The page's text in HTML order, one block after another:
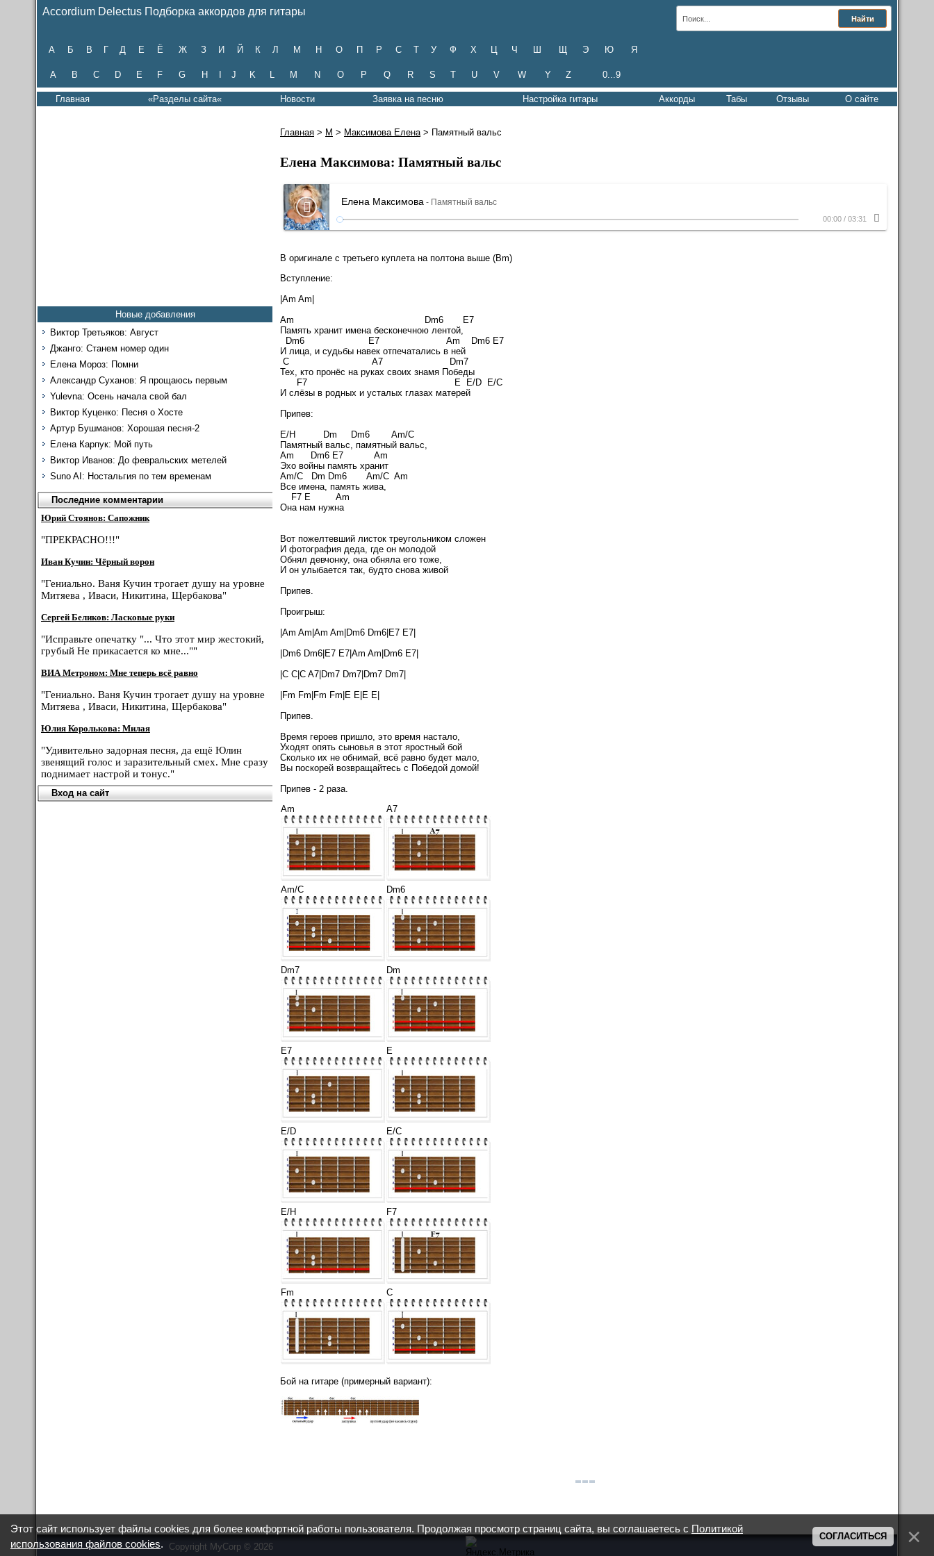
Accordium Delectus Подборка аккордов для гитары
А Б В Г Д Е Ё Ж З И Й К Л М Н О П Р С Т У Ф Х Ц Ч Ш Щ Э Ю Я
A B C D E F G H J K L M N O P Q R S T U V W Y Z 0...9
Главная «Разделы сайта« Новости Заявка на песню Настройка гитары Аккорды Табы Отзывы О сайте
Новые добавления
Виктор Третьяков: Август
Джанго: Станем номер один
Елена Мороз: Помни
Александр Суханов: Я прощаюсь первым
Yulevna: Осень начала свой бал
Виктор Куценко: Песня о Хосте
Артур Бушманов: Хорошая песня-2
Елена Карпук: Мой путь
Виктор Иванов: До февральских метелей
Suno AI: Ностальгия по тем временам
Последние комментарии
Юрий Стоянов: Сапожник
"ПРЕКРАСНО!!!"
Иван Кучин: Чёрный ворон
"Гениально. Ваня Кучин трогает душу на уровне
Митяева , Иваси, Никитина, Щербакова"
Сергей Беликов: Ласковые руки
"Исправьте опечатку "... Что этот мир жестокий,
грубый Не прикасается ко мне...""
ВИА Метроном: Мне теперь всё равно
"Гениально. Ваня Кучин трогает душу на уровне
Митяева , Иваси, Никитина, Щербакова"
Юлия Королькова: Милая
"Удивительно задорная песня, да ещё Юлин
звенящий голос и заразительный смех. Мне сразу
поднимает настрой и тонус."
Вход на сайт
Главная > М > Максимова Елена> Памятный вальс
Елена Максимова: Памятный вальс
Елена Максимова - Памятный вальс
00:00 / 03:31
В оригинале с третьего куплета на полтона выше (Bm)
Вступление:
|Am Am|
Am Dm6 E7
Память хранит имена бесконечною лентой,
Dm6 E7 Am Dm6 E7
И лица, и судьбы навек отпечатались в ней
C A7 Dm7
Тех, кто пронёс на руках своих знамя Победы
F7 E E/D E/C
И слёзы в родных и усталых глазах матерей
Припев:
E/H Dm Dm6 Am/C
Памятный вальс, памятный вальс,
Am Dm6 E7 Am
Эхо войны память хранит
Am/C Dm Dm6 Am/C Am
Все имена, память жива,
F7 E Am
Она нам нужна
Вот пожелтевший листок треугольником сложен
И фотография деда, где он молодой
Обнял девчонку, она обняла его тоже,
И он улыбается так, будто снова живой
Припев.
Проигрыш:
|Am Am|Am Am|Dm6 Dm6|E7 E7|
|Dm6 Dm6|E7 E7|Am Am|Dm6 E7|
|C C|C A7|Dm7 Dm7|Dm7 Dm7|
|Fm Fm|Fm Fm|E E|E E|
Припев.
Время героев пришло, это время настало,
Уходят опять сыновья в этот яростный бой
Сколько их не обнимай, всё равно будет мало,
Вы поскорей возвращайтесь с Победой домой!
Припев - 2 раза.
Am
A7
Am/C Dm6
Dm7 Dm
E7 E
E/D E/C
E/H F7
Fm C
Бой на гитаре (примерный вариант):
Copyright MyCorp © 2026
Этот сайт использует файлы cookies для более комфортной работы пользователя. Продолжая просмотр страниц сайта, вы соглашаетесь с Политикой
использования файлов cookies.
СОГЛАСИТЬСЯ